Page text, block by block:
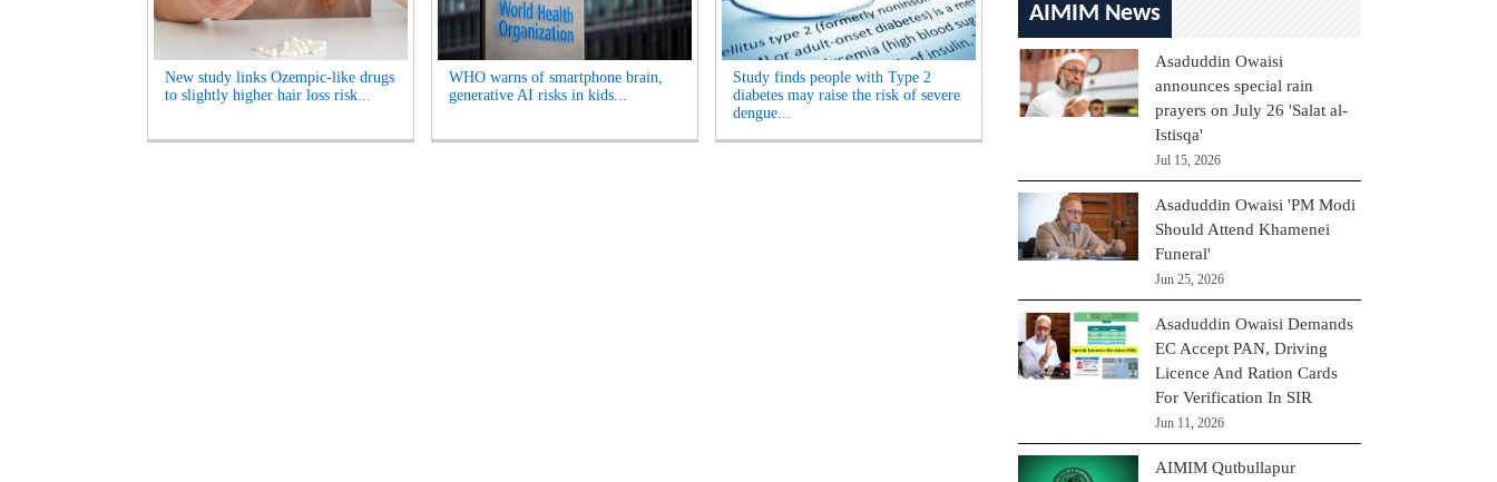
New study links Ozempic-like drugs
to slightly higher hair loss risk...
WHO warns of smartphone brain,
generative AI risks in kids...
Study finds people with Type 2
diabetes may raise the risk of severe
dengue...
AIMIM News
Asaduddin Owaisi
announces special rain
prayers on July 26 'Salat al-
Istisqa'
Jul 15, 2026
Asaduddin Owaisi 'PM Modi
Should Attend Khamenei
Funeral'
Jun 25, 2026
Asaduddin Owaisi Demands
EC Accept PAN, Driving
Licence And Ration Cards
For Verification In SIR
Jun 11, 2026
AIMIM Qutbullapur